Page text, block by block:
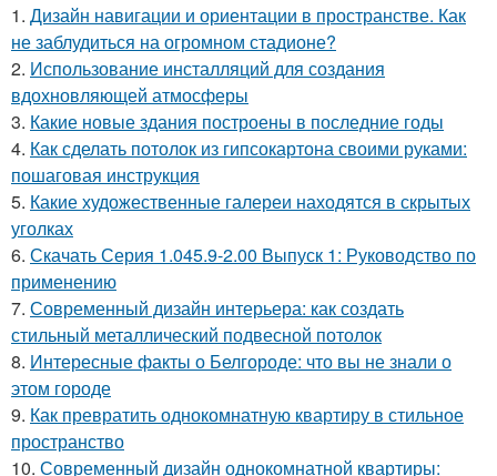
1. Дизайн навигации и ориентации в пространстве. Как
не заблудиться на огромном стадионе?
2. Использование инсталляций для создания
вдохновляющей атмосферы
3. Какие новые здания построены в последние годы
4. Как сделать потолок из гипсокартона своими руками:
пошаговая инструкция
5. Какие художественные галереи находятся в скрытых
уголках
6. Скачать Серия 1.045.9-2.00 Выпуск 1: Руководство по
применению
7. Современный дизайн интерьера: как создать
стильный металлический подвесной потолок
8. Интересные факты о Белгороде: что вы не знали о
этом городе
9. Как превратить однокомнатную квартиру в стильное
пространство
10. Современный дизайн однокомнатной квартиры: